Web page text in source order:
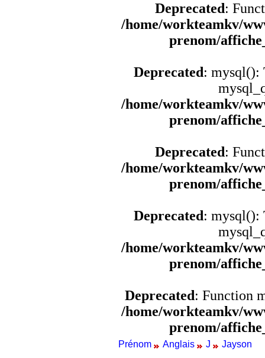
Deprecated:
/home/workteamkv/
prenom/
Deprecated: mysql():
/home/workteamkv/
prenom/
Deprecated:
/home/workteamkv/
prenom/
Deprecated: mysql():
/home/workteamkv/
prenom/
Deprecated: Function
/home/workteamkv/
prenom/
Prénom Anglais J Jayson